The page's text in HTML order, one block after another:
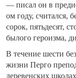
— писал он в
ом году, считался,
сорок, пятьдесят,
былого героизма,
В течение шести
жизни Перго
деревенских